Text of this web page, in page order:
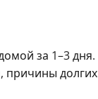
за 1–3 дня.
причины долгих